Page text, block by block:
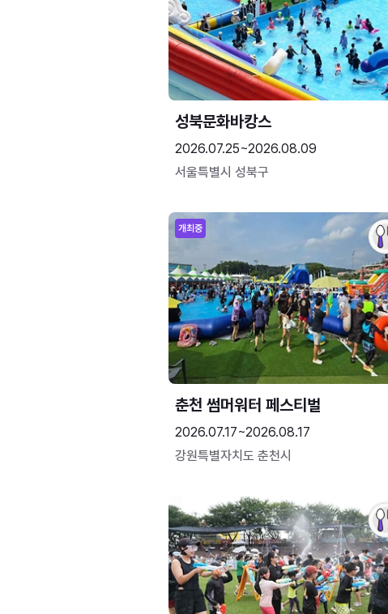
성북문화바캉스
2026.07.25~2026.08.09
서울특별시 성북구
개최중
춘천 썸머워터 페스티벌
2026.07.17~2026.08.17
강원특별자치도 춘천시